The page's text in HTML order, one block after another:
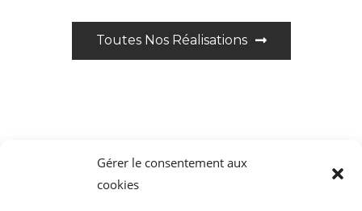
Gérer le consentement aux
cookies
Toutes Nos Réalisations